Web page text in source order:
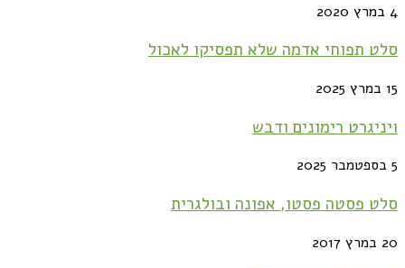
4 במרץ 2020
סלט תפוחי אדמה שלא תפסיקו לאכול
15 במרץ 2025
ויניגרט רימונים ודבש
5 בספטמבר 2025
סלט פסטה פסטו, אפונה ובולגרית
20 במרץ 2017